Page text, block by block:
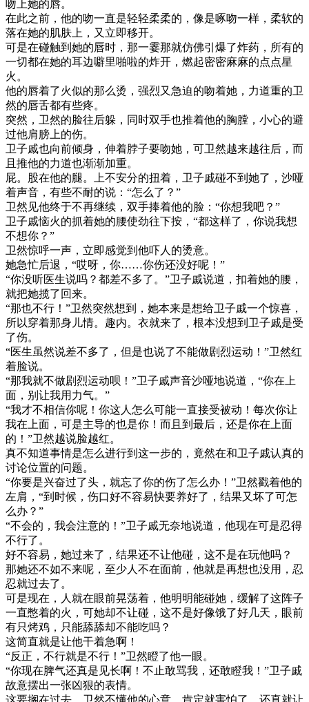
吻上她的唇。
在此之前，他的吻一直是轻轻柔柔的，像是啄吻一样，柔软的
落在她的肌肤上，又立即移开。
可是在碰触到她的唇时，那一霎那就仿佛引爆了炸药，所有的
一切都在她的耳边噼里啪啦的炸开，燃起密密麻麻的点点星
火。
他的唇着了火似的那么烫，强烈又急迫的吻着她，力道重的卫
然的唇舌都有些疼。
突然，卫然的脸往后躲，同时双手也推着他的胸膛，小心的避
过他肩膀上的伤。
卫子戚也向前倾身，伸着脖子要吻她，可卫然越来越往后，而
且推他的力道也渐渐加重。
屁。股在他的腿。上不安分的扭着，卫子戚碰不到她了，沙哑
着声音，有些不耐的说：“怎么了？”
卫然见他终于不再继续，双手捧着他的脸：“你想我吧？”
卫子戚恼火的抓着她的腰使劲往下按，“都这样了，你说我想
不想你？”
卫然惊呼一声，立即感觉到他吓人的烫意。
她急忙后退，“哎呀，你……你伤还没好呢！”
“你没听医生说吗？都差不多了。”卫子戚说道，扣着她的腰，
就把她揽了回来。
“那也不行！”卫然突然想到，她本来是想给卫子戚一个惊喜，
所以穿着那身儿情。趣内。衣就来了，根本没想到卫子戚是受
了伤。
“医生虽然说差不多了，但是也说了不能做剧烈运动！”卫然红
着脸说。
“那我就不做剧烈运动呗！”卫子戚声音沙哑地说道，“你在上
面，别让我用力气。”
“我才不相信你呢！你这人怎么可能一直接受被动！每次你让
我在上面，可是主导的也是你！而且到最后，还是你在上面
的！”卫然越说脸越红。
真不知道事情是怎么进行到这一步的，竟然在和卫子戚认真的
讨论位置的问题。
“你要是兴奋过了头，就忘了你的伤了怎么办！”卫然戳着他的
左肩，“到时候，伤口好不容易快要养好了，结果又坏了可怎
么办？”
“不会的，我会注意的！”卫子戚无奈地说道，他现在可是忍得
不行了。
好不容易，她过来了，结果还不让他碰，这不是在玩他吗？
那她还不如不来呢，至少人不在面前，他就是再想也没用，忍
忍就过去了。
可是现在，人就在眼前晃荡着，他明明能碰她，缓解了这阵子
一直憋着的火，可她却不让碰，这不是好像饿了好几天，眼前
有只烤鸡，只能舔舔却不能吃吗？
这简直就是让他干着急啊！
“反正，不行就是不行！”卫然瞪了他一眼。
“你现在脾气还真是见长啊！不止敢骂我，还敢瞪我！”卫子戚
故意摆出一张凶狠的表情。
这要搁在过去，卫然不懂他的心意，肯定就害怕了，还真就让